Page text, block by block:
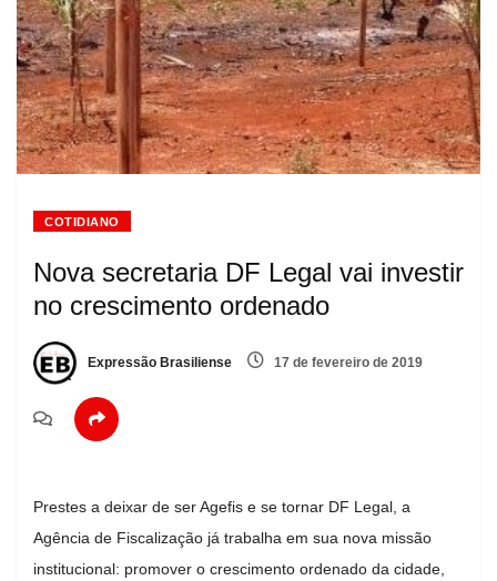
COTIDIANO
Nova secretaria DF Legal vai investir
no crescimento ordenado
Expressão Brasiliense 17 de fevereiro de 2019
Prestes a deixar de ser Agefis e se tornar DF Legal, a
Agência de Fiscalização já trabalha em sua nova missão
institucional: promover o crescimento ordenado da cidade,